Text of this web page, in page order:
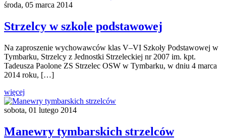
środa, 05 marca 2014
Strzelcy w szkole podstawowej
Na zaproszenie wychowawców klas V–VI Szkoły Podstawowej w
Tymbarku, Strzelcy z Jednostki Strzeleckiej nr 2007 im. kpt.
Tadeusza Paolone ZS Strzelec OSW w Tymbarku, w dniu 4 marca
2014 roku, […]
więcej
sobota, 01 lutego 2014
Manewry tymbarskich strzelców